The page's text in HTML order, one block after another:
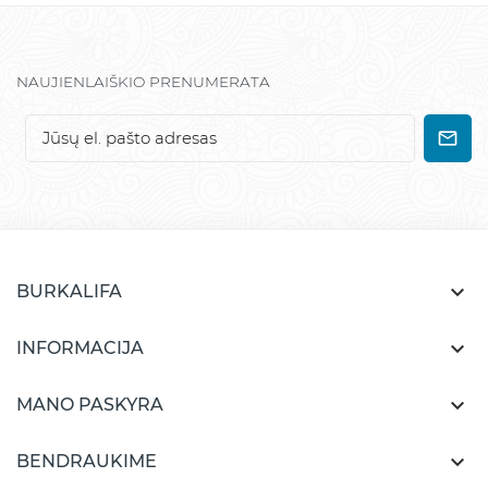
NAUJIENLAIŠKIO PRENUMERATA
BURKALIFA 
INFORMACIJA 
MANO PASKYRA 
BENDRAUKIME 